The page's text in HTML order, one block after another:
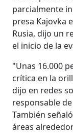
parcialmente
presa Kajovka
Rusia, dijo un
el inicio de la
"Unas 16.000
crítica en la
dijo en redes
responsable
También
áreas